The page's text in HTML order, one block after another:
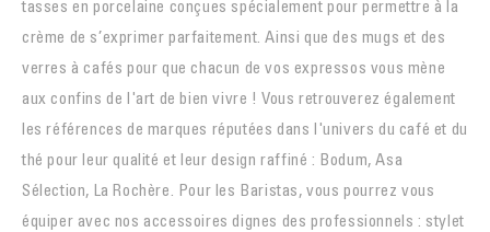
tasses en porcelaine conçues spécialement pour permettre à la
crème de s’exprimer parfaitement. Ainsi que des mugs et des
verres à cafés pour que chacun de vos expressos vous mène
aux confins de l'art de bien vivre ! Vous retrouverez également
les références de marques réputées dans l'univers du café et du
thé pour leur qualité et leur design raffiné : Bodum, Asa
Sélection, La Rochère. Pour les Baristas, vous pourrez vous
équiper avec nos accessoires dignes des professionnels : stylet